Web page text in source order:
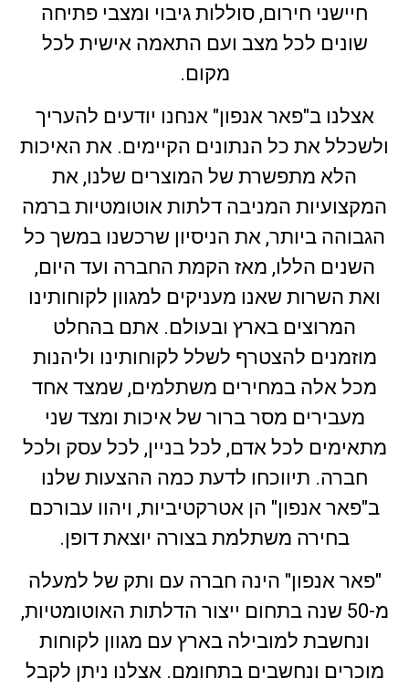
חיישני חירום, סוללות גיבוי ומצבי פתיחה
שונים לכל מצב ועם התאמה אישית לכל
מקום.
אצלנו ב"פאר אנפון" אנחנו יודעים להעריך
ולשכלל את כל הנתונים הקיימים. את האיכות
הלא מתפשרת של המוצרים שלנו, את
המקצועיות המניבה דלתות אוטומטיות ברמה
הגבוהה ביותר, את הניסיון שרכשנו במשך כל
השנים הללו, מאז הקמת החברה ועד היום,
ואת השרות שאנו מעניקים למגוון לקוחותינו
המרוצים בארץ ובעולם. אתם בהחלט
מוזמנים להצטרף לשלל לקוחותינו וליהנות
מכל אלה במחירים משתלמים, שמצד אחד
מעבירים מסר ברור של איכות ומצד שני
מתאימים לכל אדם, לכל בניין, לכל עסק ולכל
חברה. תיווכחו לדעת כמה ההצעות שלנו
ב"פאר אנפון" הן אטרקטיביות, ויהוו עבורכם
בחירה משתלמת בצורה יוצאת דופן.
"פאר אנפון" הינה חברה עם ותק של למעלה
מ-50 שנה בתחום ייצור הדלתות האוטומטיות,
ונחשבת למובילה בארץ עם מגוון לקוחות
מוכרים ונחשבים בתחומם. אצלנו ניתן לקבל